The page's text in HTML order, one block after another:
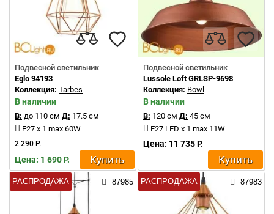
Подвесной светильник
Eglo 94193
Коллекция: Tarbes
В наличии
В: до 110 см Д: 17.5 см
E27 x 1 max 60W
2 290 Р.
Цена: 1 690 Р. Купить
Подвесной светильник
Lussole Loft GRLSP-9698
Коллекция: Bowl
В наличии
В: 120 см Д: 45 см
E27 LED x 1 max 11W
Цена: 11 735 Р.
Купить
РАСПРОДАЖА 87985 РАСПРОДАЖА 87983